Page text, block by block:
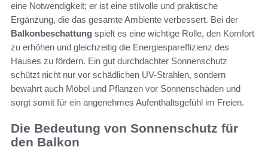
eine Notwendigkeit; er ist eine stilvolle und praktische
Ergänzung, die das gesamte Ambiente verbessert. Bei der
Balkonbeschattung spielt es eine wichtige Rolle, den Komfort
zu erhöhen und gleichzeitig die Energiespareffizienz des
Hauses zu fördern. Ein gut durchdachter Sonnenschutz
schützt nicht nur vor schädlichen UV-Strahlen, sondern
bewahrt auch Möbel und Pflanzen vor Sonnenschäden und
sorgt somit für ein angenehmes Aufenthaltsgefühl im Freien.
Die Bedeutung von Sonnenschutz für
den Balkon